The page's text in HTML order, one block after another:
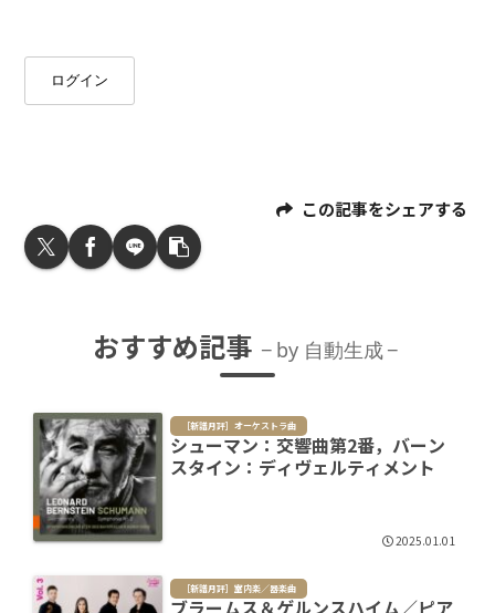
ログイン
この記事をシェアする
おすすめ記事 by 自動生成
［新譜月評］オーケストラ曲
シューマン：交響曲第2番，バーン
スタイン：ディヴェルティメント
2025.01.01
［新譜月評］室内楽／器楽曲
ブラームス＆ゲルンスハイム／ピア